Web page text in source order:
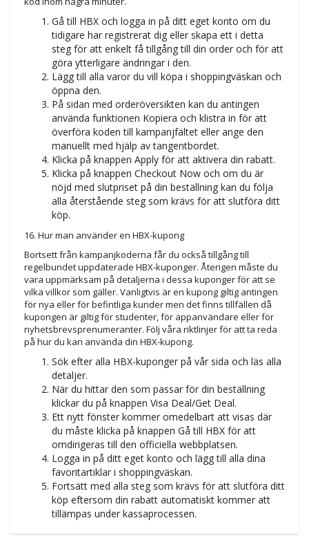
Gå till HBX och logga in på ditt eget konto om du
tidigare har registrerat dig eller skapa ett i detta
steg för att enkelt få tillgång till din order och för att
göra ytterligare ändringar i den.
Lägg till alla varor du vill köpa i shoppingväskan och
öppna den.
På sidan med orderöversikten kan du antingen
använda funktionen Kopiera och klistra in för att
överföra koden till kampanjfältet eller ange den
manuellt med hjälp av tangentbordet.
Klicka på knappen Apply för att aktivera din rabatt.
Klicka på knappen Checkout Now och om du är
nöjd med slutpriset på din beställning kan du följa
alla återstående steg som krävs för att slutföra ditt
köp.
16. Hur man använder en HBX-kupong
Bortsett från kampanjkoderna får du också tillgång till
regelbundet uppdaterade HBX-kuponger. Återigen måste du
vara uppmärksam på detaljerna i dessa kuponger för att se
vilka villkor som gäller. Vanligtvis är en kupong giltig antingen
för nya eller för befintliga kunder men det finns tillfällen då
kupongen är giltig för studenter, för appanvändare eller för
nyhetsbrevsprenumeranter. Följ våra riktlinjer för att ta reda
på hur du kan använda din HBX-kupong.
Sök efter alla HBX-kuponger på vår sida och läs alla
detaljer.
När du hittar den som passar för din beställning
klickar du på knappen Visa Deal/Get Deal.
Ett nytt fönster kommer omedelbart att visas där
du måste klicka på knappen Gå till HBX för att
omdirigeras till den officiella webbplatsen.
Logga in på ditt eget konto och lägg till alla dina
favoritartiklar i shoppingväskan.
Fortsätt med alla steg som krävs för att slutföra ditt
köp eftersom din rabatt automatiskt kommer att
tillämpas under kassaprocessen.